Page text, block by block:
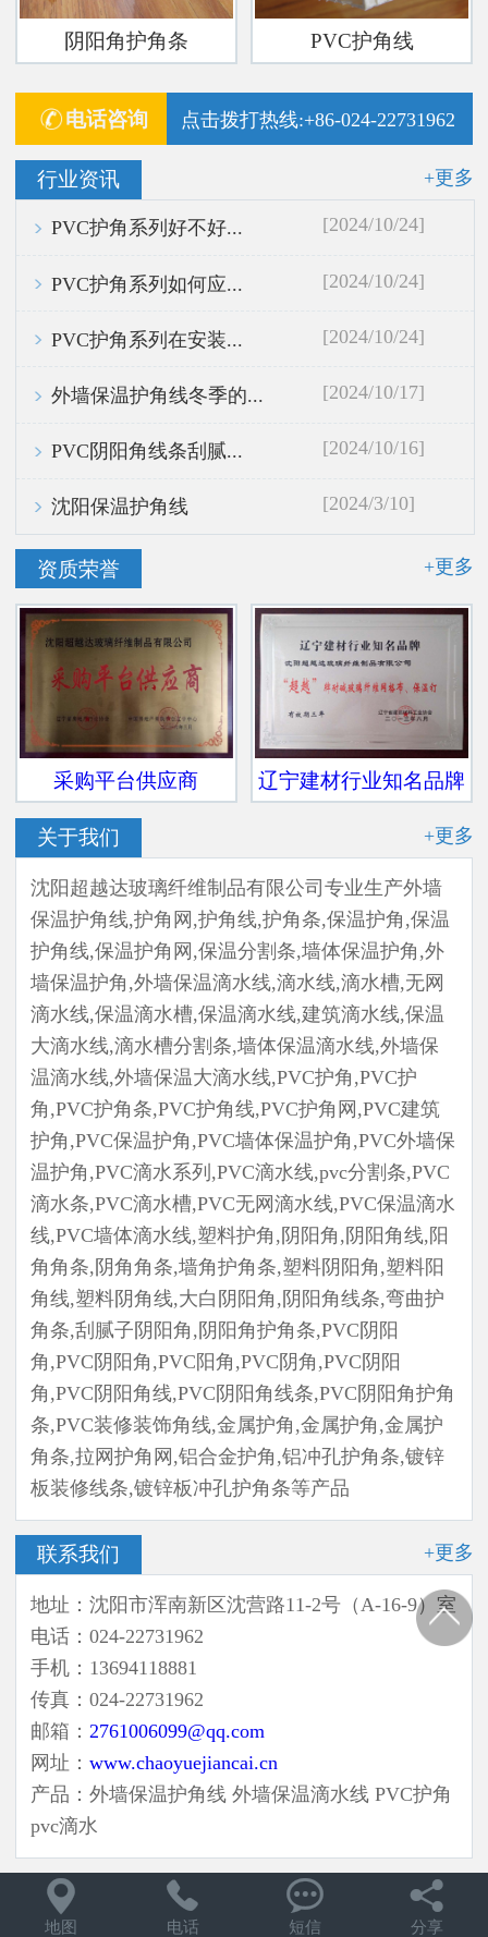
阴阳角护角条 PVC护角线
电话咨询 点击拨打热线:+86-024-22731962
行业资讯 +更多
[2024/10/24]
PVC护角系列好不好...
[2024/10/24]
PVC护角系列如何应...
[2024/10/24]
PVC护角系列在安装...
[2024/10/17]
外墙保温护角线冬季的...
[2024/10/16]
PVC阴阳角线条刮腻...
[2024/3/10]
沈阳保温护角线
资质荣誉 +更多
采购平台供应商 辽宁建材行业知名品牌
关于我们 +更多
沈阳超越达玻璃纤维制品有限公司专业生产外墙
保温护角线,护角网,护角线,护角条,保温护角,保温
护角线,保温护角网,保温分割条,墙体保温护角,外
墙保温护角,外墙保温滴水线,滴水线,滴水槽,无网
滴水线,保温滴水槽,保温滴水线,建筑滴水线,保温
大滴水线,滴水槽分割条,墙体保温滴水线,外墙保
温滴水线,外墙保温大滴水线,PVC护角,PVC护
角,PVC护角条,PVC护角线,PVC护角网,PVC建筑
护角,PVC保温护角,PVC墙体保温护角,PVC外墙保
温护角,PVC滴水系列,PVC滴水线,pvc分割条,PVC
滴水条,PVC滴水槽,PVC无网滴水线,PVC保温滴水
线,PVC墙体滴水线,塑料护角,阴阳角,阴阳角线,阳
角角条,阴角角条,墙角护角条,塑料阴阳角,塑料阳
角线,塑料阴角线,大白阴阳角,阴阳角线条,弯曲护
角条,刮腻子阴阳角,阴阳角护角条,PVC阴阳
角,PVC阴阳角,PVC阳角,PVC阴角,PVC阴阳
角,PVC阴阳角线,PVC阴阳角线条,PVC阴阳角护角
条,PVC装修装饰角线,金属护角,金属护角,金属护
角条,拉网护角网,铝合金护角,铝冲孔护角条,镀锌
板装修线条,镀锌板冲孔护角条等产品
联系我们 +更多
地址：沈阳市浑南新区沈营路11-2号（A-16-9）室
电话：024-22731962
手机：13694118881
传真：024-22731962
邮箱：2761006099@qq.com
网址：www.chaoyuejiancai.cn
产品：外墙保温护角线 外墙保温滴水线 PVC护角
pvc滴水

地图

电话

短信

分享